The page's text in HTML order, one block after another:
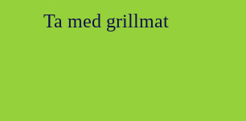
Ta med grillmat